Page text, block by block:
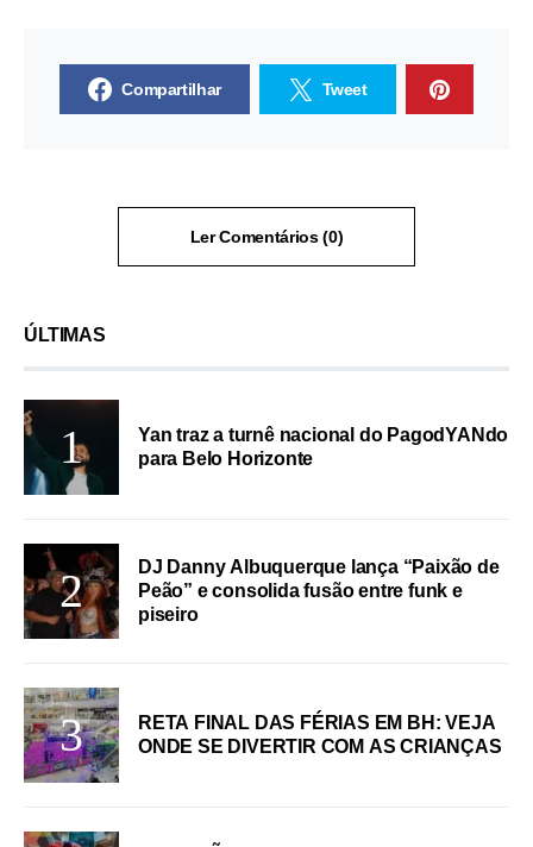
Compartilhar Tweet
Ler Comentários (0)
ÚLTIMAS
Yan traz a turnê nacional do PagodYANdo
para Belo Horizonte
DJ Danny Albuquerque lança “Paixão de
Peão” e consolida fusão entre funk e
piseiro
RETA FINAL DAS FÉRIAS EM BH: VEJA
ONDE SE DIVERTIR COM AS CRIANÇAS